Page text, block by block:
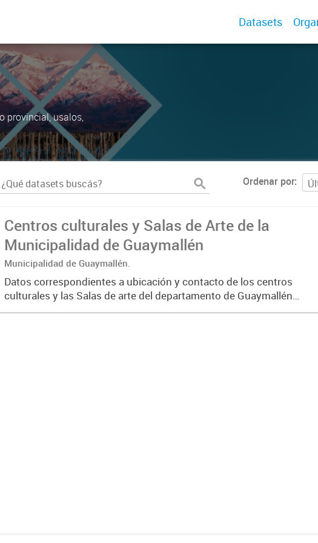
Datasets
provincial, usalos,
Ordenar por
Centros culturales y Salas de Arte de la
Municipalidad de Guaymallén
Municipalidad de Guaymallén.
Datos correspondientes a ubicación y contacto de los centros
culturales y las Salas de arte del departamento de Guaymallén
donde se realiza una amplia agenda cultural que se renueva